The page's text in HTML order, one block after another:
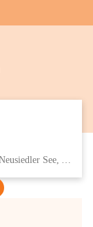
Eisenstädter Straße 18, 7091 Breitenbrunn am Neusiedler See, AUT